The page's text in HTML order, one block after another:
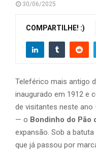
30/06/2025
COMPARTILHE! :)
Teleférico mais antigo
inaugurado em 1912 e
de visitantes neste ano
— o Bondinho do Pão
expansão. Sob a batuta
que já passou por